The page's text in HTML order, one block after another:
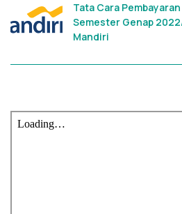
Tata Cara
Semester Genap
Mandiri